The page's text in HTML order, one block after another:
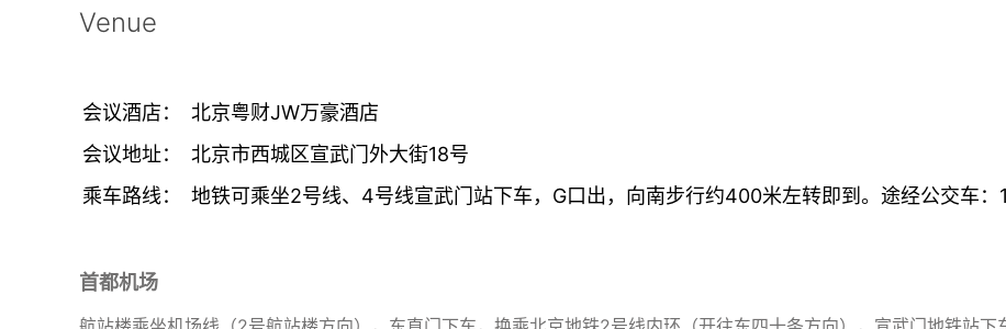
Venue
会议酒店：
北京粤财JW万豪酒店
会议地址：
北京市西城区宣武门外大街18号
乘车路线：
地铁可乘坐2号线、4号线宣武门站下车，G口出，向南步行约400米左转即到。途经公交车
首都机场